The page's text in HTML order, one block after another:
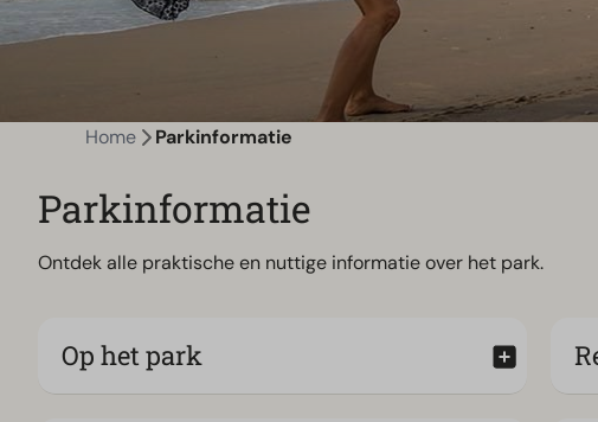
Home Parkinformatie
Parkinformatie
Ontdek alle praktische en nuttige informatie over het park.
Op het park